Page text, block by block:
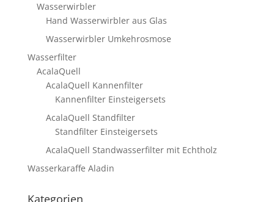
Wasserwirbler
Hand Wasserwirbler aus Glas
Wasserwirbler Umkehrosmose
Wasserfilter
AcalaQuell
AcalaQuell Kannenfilter
Kannenfilter Einsteigersets
AcalaQuell Standfilter
Standfilter Einsteigersets
AcalaQuell Standwasserfilter mit Echtholz
Wasserkaraffe Aladin